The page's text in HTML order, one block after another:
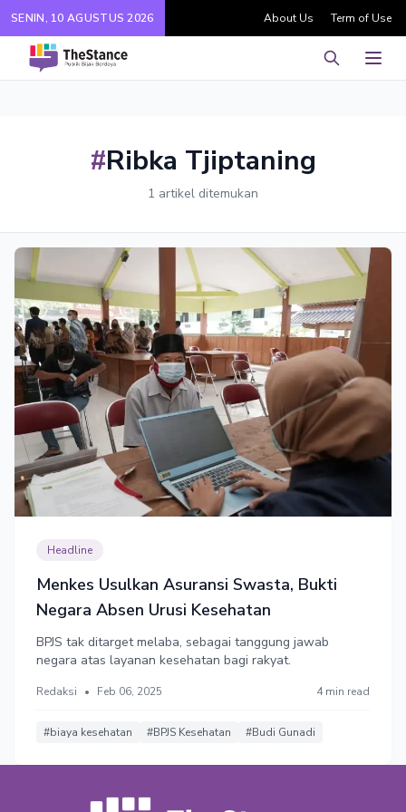
SENIN, 10 AGUSTUS 2026 About Us Term of Use
Pencarian
#Ribka Tjiptaning
1 artikel ditemukan
Headline
Menkes Usulkan Asuransi Swasta, Bukti
Negara Absen Urusi Kesehatan
BPJS tak ditarget melaba, sebagai tanggung jawab
negara atas layanan kesehatan bagi rakyat.
Redaksi • Feb 06, 2025 4 min read
#biaya kesehatan #BPJS Kesehatan #Budi Gunadi